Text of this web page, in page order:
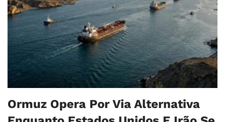
Ormuz Opera Por Via Alternativa